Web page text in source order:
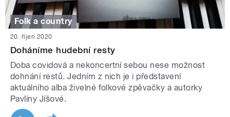
Folk a country
20. říjen 2020
Doháníme hudební resty
Doba covidová a nekoncertní sebou nese možnost
dohnání restů. Jedním z nich je i představení
aktuálního alba živelné folkové zpěvačky a autorky
Pavlíny Jíšové.